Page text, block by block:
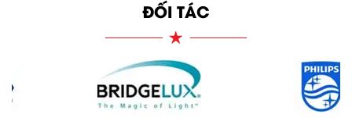
Xem chi tiết
ĐỐI TÁC